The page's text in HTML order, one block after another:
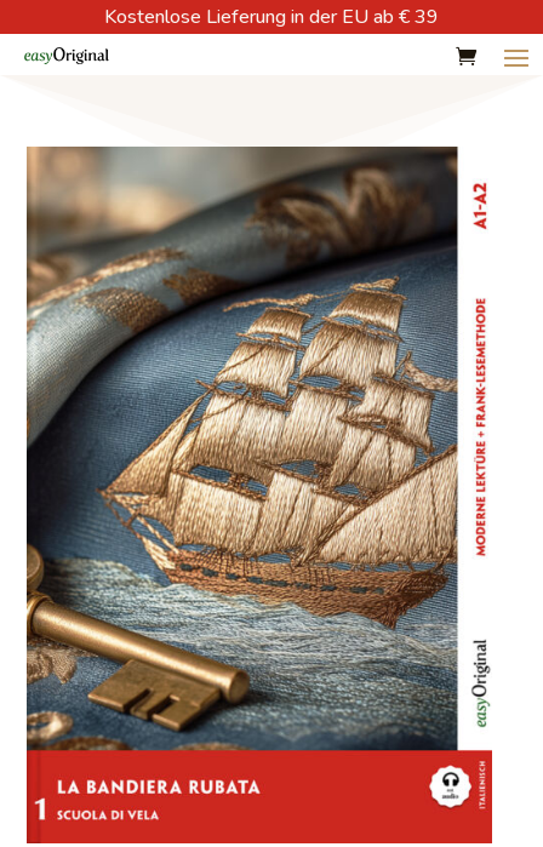
Kostenlose Lieferung in der EU ab € 39